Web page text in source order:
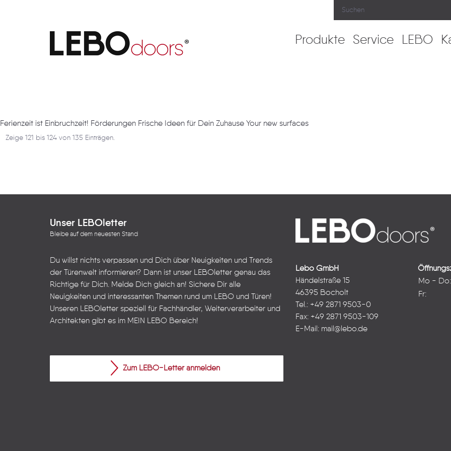
Produkte Service LEBO
Ferienzeit ist Einbruchzeit! Förderungen Frische Ideen für Dein Zuhause Your new surfaces
Zeige 121 bis 124 von 135 Einträgen.
Unser LEBOletter
Bleibe auf dem neuesten Stand
Du willst nichts verpassen und Dich über Neuigkeiten und Trends
der Türenwelt informieren? Dann ist unser LEBOletter genau das
Richtige für Dich. Melde Dich gleich an! Sichere Dir alle
Neuigkeiten und interessanten Themen rund um LEBO und Türen!
Unseren LEBOletter speziell für Fachhändler, Weiterverarbeiter und
Architekten gibt es im MEIN LEBO Bereich!
Zum LEBO-Letter anmelden
Lebo GmbH
Händelstraße 15
46395 Bocholt
Tel.: +49 2871 9503-0
Fax: +49 2871 9503-109
E-Mail: mail@lebo.de
Mo - Do:
Fr: